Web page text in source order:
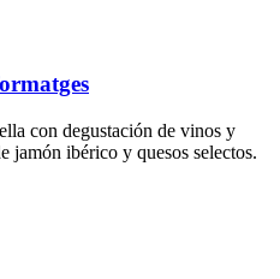
con degustación de vinos y
jamón ibérico y quesos selectos.